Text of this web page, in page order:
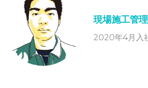
現場施工管理
2020年4月入